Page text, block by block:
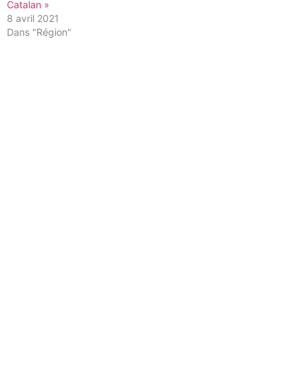
Catalan »
8 avril 2021
Dans "Région"